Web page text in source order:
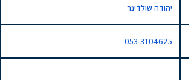
יהודה שולדינר
053-3104625